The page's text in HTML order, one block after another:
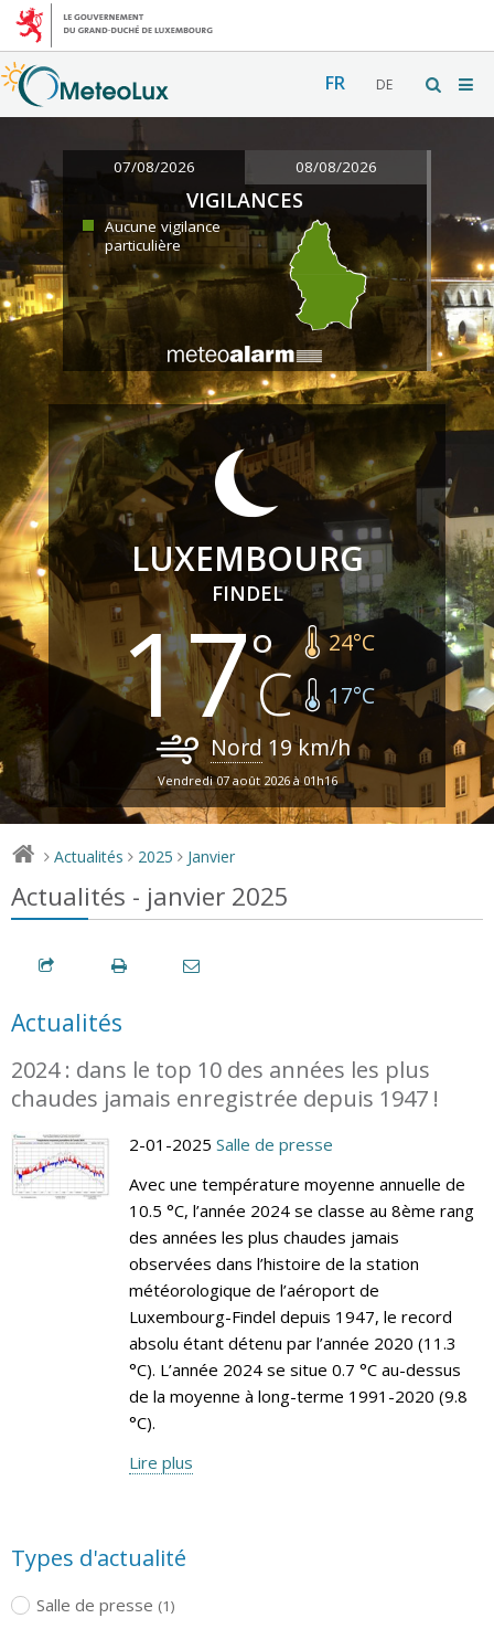
FR DE
07/08/2026 08/08/2026
VIGILANCES
Aucune vigilance
particulière
LUXEMBOURG
FINDEL
17 24°C
17°C
Nord 19km/h
Vendredi 07 août 2026 à 01h16
> Actualités > 2025 > Janvier
Actualités - janvier 2025
Actualités
2024 : dans le top 10 des années les plus
chaudes jamais enregistrée depuis 1947 !
2-01-2025 Salle de presse
Avec une température moyenne annuelle de
10.5 °C, l’année 2024 se classe au 8ème rang
des années les plus chaudes jamais
observées dans l’histoire de la station
météorologique de l’aéroport de
Luxembourg-Findel depuis 1947, le record
absolu étant détenu par l’année 2020 (11.3
°C). L’année 2024 se situe 0.7 °C au-dessus
de la moyenne à long-terme 1991-2020 (9.8
°C).
Lire plus
Types d'actualité
Salle de presse (1)